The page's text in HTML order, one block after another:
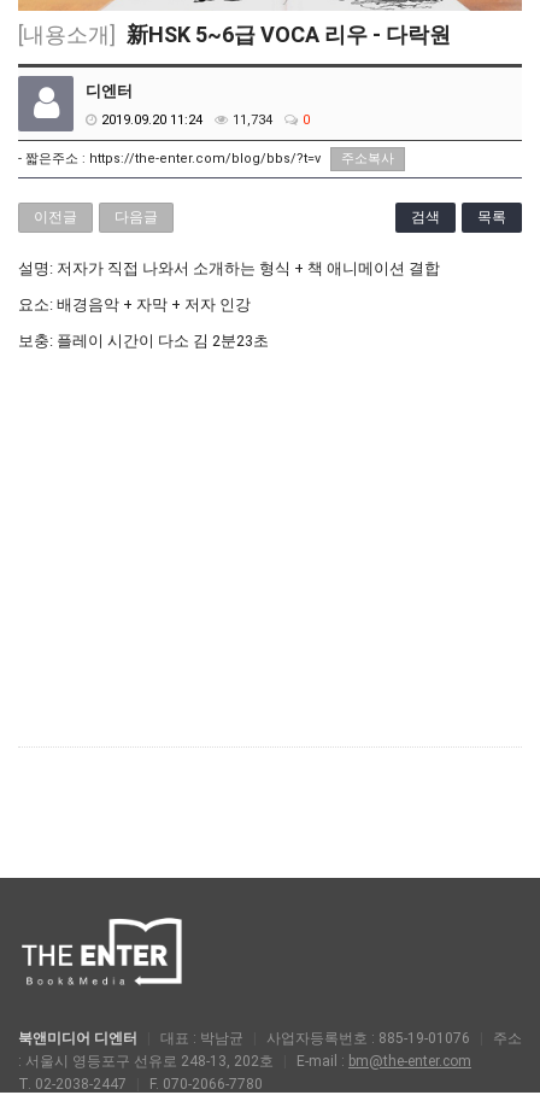
[내용소개] 新HSK 5~6급 VOCA 리우 - 다락원
디엔터
2019.09.20 11:24 11,734 0
- 짧은주소 : https://the-enter.com/blog/bbs/?t=v 주소복사
이전글 다음글 검색 목록
설명: 저자가 직접 나와서 소개하는 형식 + 책 애니메이션 결합
요소: 배경음악 + 자막 + 저자 인강
보충: 플레이 시간이 다소 김 2분23초
북앤미디어 디엔터 대표 : 박남균 사업자등록번호 : 885-19-01076
주소
: 서울시 영등포구 선유로 248-13, 202호
E-mail : bm@the-enter.com
T. 02-2038-2447
F. 070-2066-7780